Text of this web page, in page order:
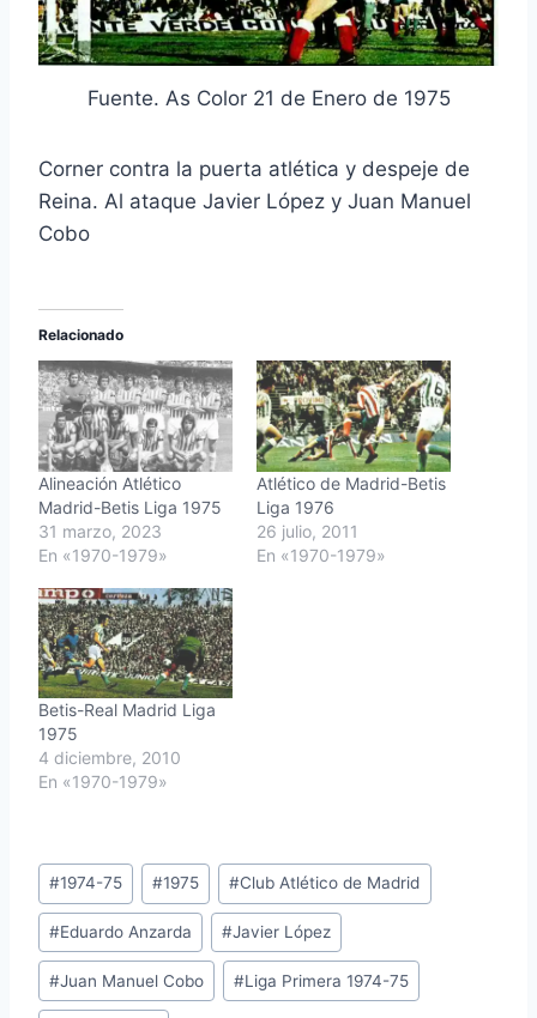
Fuente. As Color 21 de Enero de 1975
Corner contra la puerta atlética y despeje de
Reina. Al ataque Javier López y Juan Manuel
Cobo
Relacionado
Alineación Atlético
Madrid-Betis Liga 1975
31 marzo, 2023
En «1970-1979»
Atlético de Madrid-Betis
Liga 1976
26 julio, 2011
En «1970-1979»
Betis-Real Madrid Liga
1975
4 diciembre, 2010
En «1970-1979»
Etiquetas
de
la
entrada:
#1974-75 #1975 #Club Atlético de Madrid
#Eduardo Anzarda #Javier López
#Juan Manuel Cobo #Liga Primera 1974-75